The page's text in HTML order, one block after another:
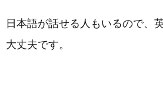
日本語が話せる人もいるので、
大丈夫です。